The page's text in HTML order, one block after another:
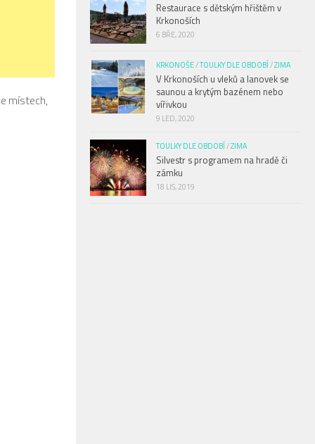
místech,
Restaurace s dětským hřištěm v
Krkonoších
6 BŘE, 2020
KRKONOŠE/TOULKY DLE OBDOBÍ/ZIMA
V Krkonoších u vleků a lanovek se
saunou a krytým bazénem nebo
vířivkou
9 LED, 2020
TOULKY DLE OBDOBÍ/ZIMA
Silvestr s programem na hradě či
zámku
18 LIS, 2019